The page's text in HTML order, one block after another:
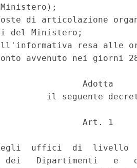
di articolazione
del Ministero;
resa alle
avvenuto nei giorni
Adotta
il seguente
Art. 1
uffici  di  livello
dei   Dipartimenti   e